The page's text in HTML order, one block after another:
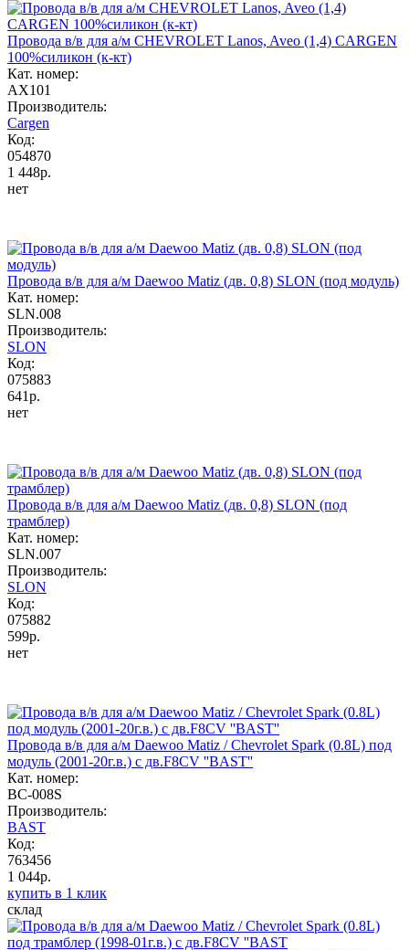
Провода в/в для а/м CHEVROLET Lanos, Aveo (1,4) CARGEN
100%силикон (к-кт)
Кат. номер:
AX101
Производитель:
Cargen
Код:
054870
1 448р.
нет
Провода в/в для а/м Daewoo Matiz (дв. 0,8) SLON (под модуль)
Кат. номер:
SLN.008
Производитель:
SLON
Код:
075883
641р.
нет
Провода в/в для а/м Daewoo Matiz (дв. 0,8) SLON (под
трамблер)
Кат. номер:
SLN.007
Производитель:
SLON
Код:
075882
599р.
нет
Провода в/в для а/м Daewoo Matiz / Chevrolet Spark (0.8L) под
модуль (2001-20г.в.) с дв.F8CV ''BAST''
Кат. номер:
BC-008S
Производитель:
BAST
Код:
763456
1 044р.
купить в 1 клик
склад